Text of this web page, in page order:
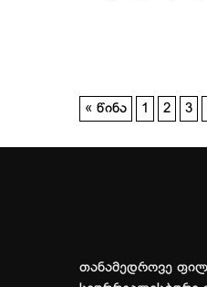
« წინა 1 2 3
თანამედროვე